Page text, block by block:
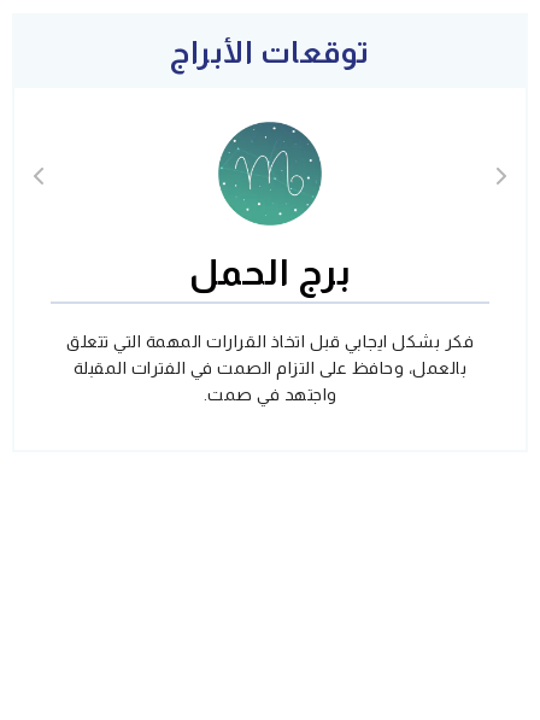
توقعات الأبراج
برج الحمل
فكر بشكل ايجابي قبل اتخاذ القرارات المهمة التي تتعلق
بالعمل، وحافظ على التزام الصمت في الفترات المقبلة
واجتهد في صمت.